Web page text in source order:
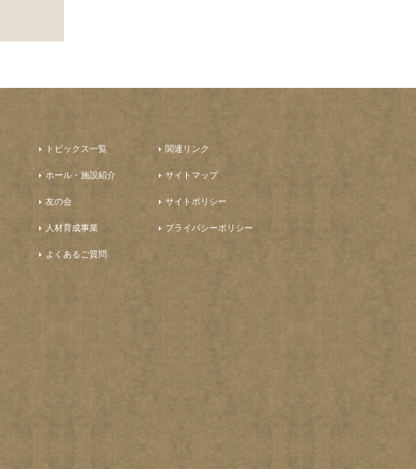
トピックス一覧
ホール・施設紹介
友の会
人材育成事業
よくあるご質問
関連リンク
サイトマップ
サイトポリシー
プライバシーポリシー